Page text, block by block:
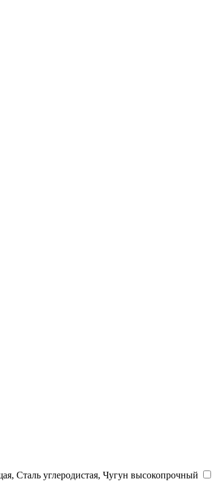
Сталь углеродистая, Чугун высокопрочный